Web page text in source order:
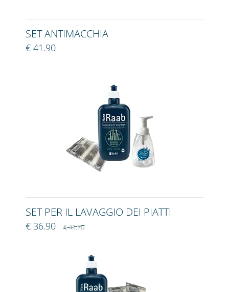
SET ANTIMACCHIA
€ 41.90
SET PER IL LAVAGGIO DEI PIATTI
€ 36.90€ 41.70